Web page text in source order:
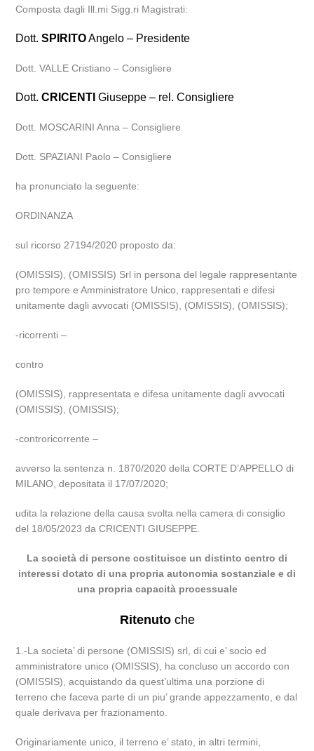
Composta dagli Ill.mi Sigg.ri Magistrati:
Dott.SPIRITOAngelo – Presidente
Dott. VALLE Cristiano – Consigliere
Dott.CRICENTI Giuseppe – rel. Consigliere
Dott. MOSCARINI Anna – Consigliere
Dott. SPAZIANI Paolo – Consigliere
ha pronunciato la seguente:
ORDINANZA
sul ricorso 27194/2020 proposto da:
(OMISSIS), (OMISSIS) Srl in persona del legale rappresentante
pro tempore e Amministratore Unico, rappresentati e difesi
unitamente dagli avvocati (OMISSIS), (OMISSIS), (OMISSIS);
-ricorrenti –
contro
(OMISSIS), rappresentata e difesa unitamente dagli avvocati
(OMISSIS), (OMISSIS);
-controricorrente –
avverso la sentenza n. 1870/2020 della CORTE D’APPELLO di
MILANO, depositata il 17/07/2020;
udita la relazione della causa svolta nella camera di consiglio
del 18/05/2023 da CRICENTI GIUSEPPE.
La società di persone costituisce un distinto centro di
interessi dotato di una propria autonomia sostanziale e di
una propria capacità processuale
Ritenutoche
1.-La societa’ di persone (OMISSIS) srl, di cui e’ socio ed
amministratore unico (OMISSIS), ha concluso un accordo con
(OMISSIS), acquistando da quest’ultima una porzione di
terreno che faceva parte di un piu’ grande appezzamento, e dal
quale derivava per frazionamento.
Originariamente unico, il terreno e’ stato, in altri termini,